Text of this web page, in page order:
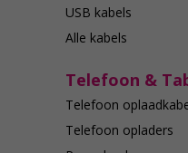
USB kabels
Alle kabels
Telefoon &
Telefoon
Telefoon opladers